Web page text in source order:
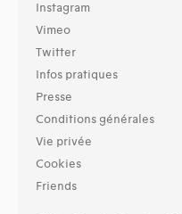
Instagram
Vimeo
Twitter
Infos pratiques
Presse
Conditions générales
Vie privée
Cookies
Friends